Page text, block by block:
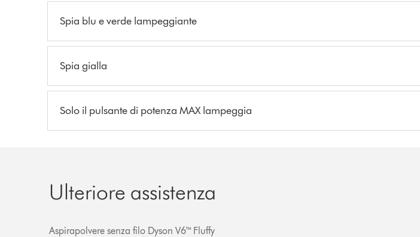
Spia blu e verde lampeggiante
Spia gialla
Solo il pulsante di potenza MAX lampeggia
Ulteriore assistenza
Aspirapolvere senza filo Dyson V6™ Fluffy